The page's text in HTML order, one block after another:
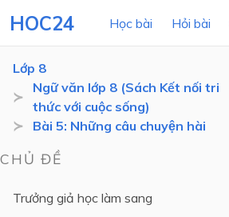
HOC24 Học bài Hỏi bài
LỚP HỌC
Lớp 8
Ngữ văn lớp 8 (Sách Kết nối tri
thức với cuộc sống)
Bài 5: Những câu chuyện hài
CHỦ ĐỀ
Trưởng giả học làm sang